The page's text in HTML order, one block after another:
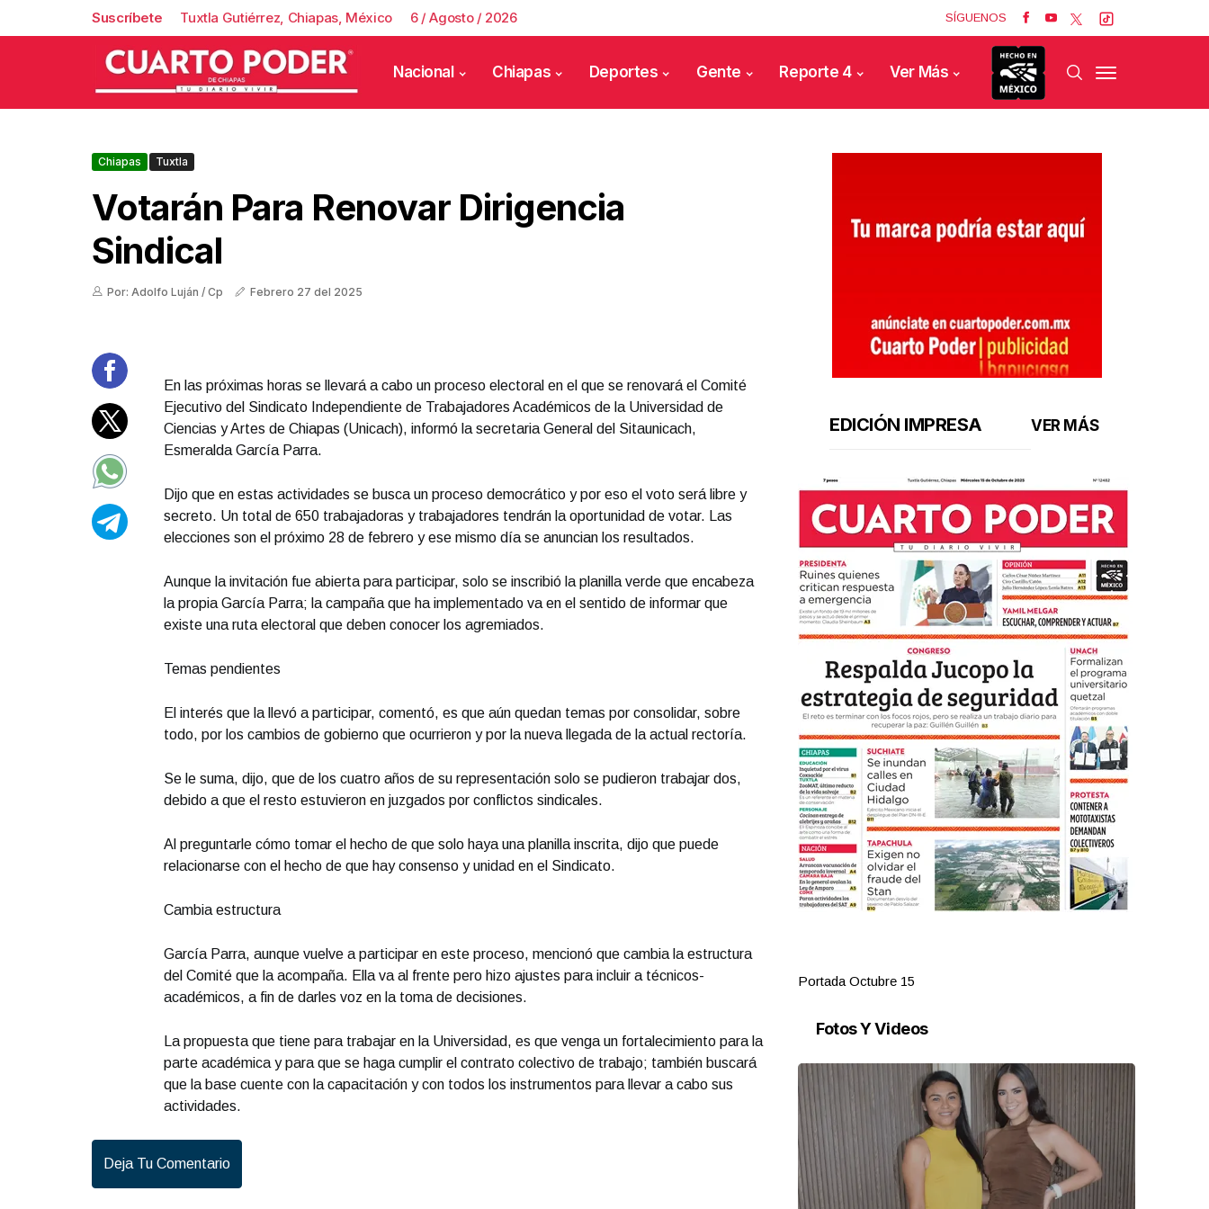
Suscríbete Tuxtla Gutiérrez, Chiapas, México 6 / Agosto / 2026 SÍGUENOS
Nacional Chiapas Deportes Gente Reporte 4 Ver Más
Chiapas Tuxtla
Votarán Para Renovar Dirigencia
Sindical
Por: Adolfo Luján / Cp Febrero 27 del 2025
En las próximas horas se llevará a cabo un proceso electoral en el que se renovará el Comité
Ejecutivo del Sindicato Independiente de Trabajadores Académicos de la Universidad de
Ciencias y Artes de Chiapas (Unicach), informó la secretaria General del Sitaunicach,
Esmeralda García Parra.
Dijo que en estas actividades se busca un proceso democrático y por eso el voto será libre y
secreto. Un total de 650 trabajadoras y trabajadores tendrán la oportunidad de votar. Las
elecciones son el próximo 28 de febrero y ese mismo día se anuncian los resultados.
Aunque la invitación fue abierta para participar, solo se inscribió la planilla verde que encabeza
la propia García Parra; la campaña que ha implementado va en el sentido de informar que
existe una ruta electoral que deben conocer los agremiados.
Temas pendientes
El interés que la llevó a participar, comentó, es que aún quedan temas por consolidar, sobre
todo, por los cambios de gobierno que ocurrieron y por la nueva llegada de la actual rectoría.
Se le suma, dijo, que de los cuatro años de su representación solo se pudieron trabajar dos,
debido a que el resto estuvieron en juzgados por conflictos sindicales.
Al preguntarle cómo tomar el hecho de que solo haya una planilla inscrita, dijo que puede
relacionarse con el hecho de que hay consenso y unidad en el Sindicato.
Cambia estructura
García Parra, aunque vuelve a participar en este proceso, mencionó que cambia la estructura
del Comité que la acompaña. Ella va al frente pero hizo ajustes para incluir a técnicos-
académicos, a fin de darles voz en la toma de decisiones.
La propuesta que tiene para trabajar en la Universidad, es que venga un fortalecimiento para la
parte académica y para que se haga cumplir el contrato colectivo de trabajo; también buscará
que la base cuente con la capacitación y con todos los instrumentos para llevar a cabo sus
actividades.
Deja Tu Comentario
EDICIÓN IMPRESA VER MÁS
Portada Octubre 12 Portada Octubre 15
Fotos Y Videos